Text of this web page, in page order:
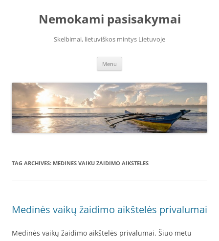
Nemokami pasisakymai
Skelbimai, lietuviškos mintys Lietuvoje
Menu
TAG ARCHIVES: MEDINES VAIKU ZAIDIMO AIKSTELES
Medinės vaikų žaidimo aikštelės privalumai
Medinės vaikų žaidimo aikštelės privalumai. Šiuo metu